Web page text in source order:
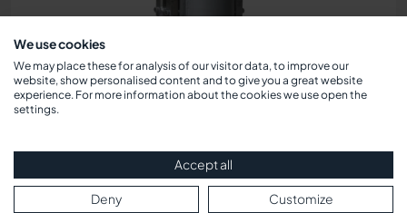
Entwicklung und Fertigung
We use cookies
We may place these for analysis of our visitor data, to improve our
website, show personalised content and to give you a great website
experience. For more information about the cookies we use open the
settings.
Accept all
Deny Customize